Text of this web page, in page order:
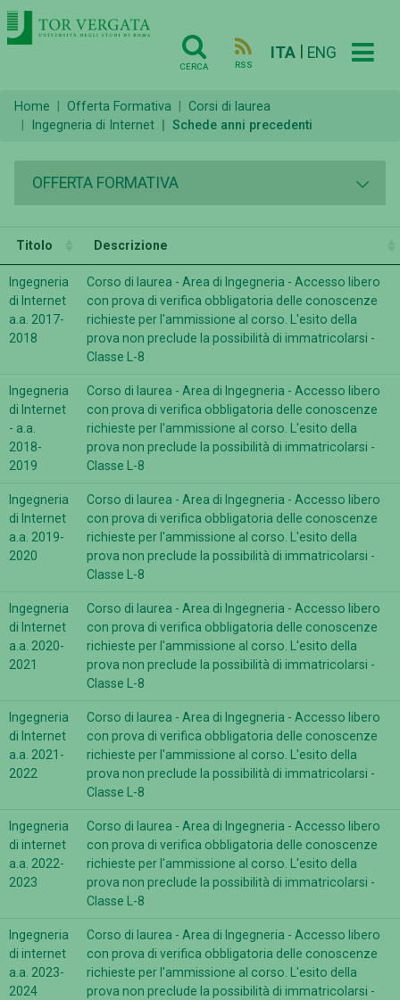
CERCA RSS
ITA ENG
Home Offerta Formativa
Corsi di laurea
Ingegneria di Internet
Schede anni precedenti
OFFERTA FORMATIVA
Titolo Descrizione
Ingegneria
di Internet
a.a. 2017-
2018
Corso di laurea - Area di Ingegneria - Accesso libero
con prova di verifica obbligatoria delle conoscenze
richieste per l'ammissione al corso. L'esito della
prova non preclude la possibilità di immatricolarsi -
Classe L-8
Ingegneria
di Internet
- a.a.
2018-
2019
Corso di laurea - Area di Ingegneria - Accesso libero
con prova di verifica obbligatoria delle conoscenze
richieste per l'ammissione al corso. L'esito della
prova non preclude la possibilità di immatricolarsi -
Classe L-8
Ingegneria
di Internet
a.a. 2019-
2020
Corso di laurea - Area di Ingegneria - Accesso libero
con prova di verifica obbligatoria delle conoscenze
richieste per l'ammissione al corso. L'esito della
prova non preclude la possibilità di immatricolarsi -
Classe L-8
Ingegneria
di Internet
a.a. 2020-
2021
Corso di laurea - Area di Ingegneria - Accesso libero
con prova di verifica obbligatoria delle conoscenze
richieste per l'ammissione al corso. L'esito della
prova non preclude la possibilità di immatricolarsi -
Classe L-8
Ingegneria
di Internet
a.a. 2021-
2022
Corso di laurea - Area di Ingegneria - Accesso libero
con prova di verifica obbligatoria delle conoscenze
richieste per l'ammissione al corso. L'esito della
prova non preclude la possibilità di immatricolarsi -
Classe L-8
Ingegneria
di internet
a.a. 2022-
2023
Corso di laurea - Area di Ingegneria - Accesso libero
con prova di verifica obbligatoria delle conoscenze
richieste per l'ammissione al corso. L'esito della
prova non preclude la possibilità di immatricolarsi -
Classe L-8
Ingegneria
di internet
a.a. 2023-
2024
Corso di laurea - Area di Ingegneria - Accesso libero
con prova di verifica obbligatoria delle conoscenze
richieste per l'ammissione al corso. L'esito della
prova non preclude la possibilità di immatricolarsi -